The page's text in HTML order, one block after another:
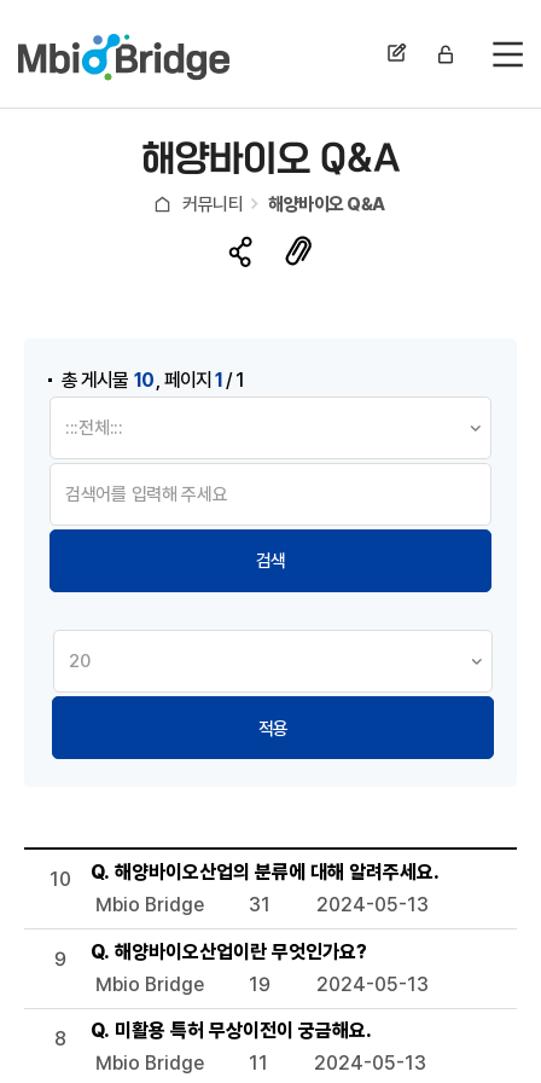
전
해양바이오 Q&A
커뮤니티 해양바이오 Q&A
총 게시물 10 ,페이지1/ 1
적용
해양바이오 Q&A 목록으로 번호, 제목, 작성자, 조회수, 등록일
10
Q. 해양바이오산업의 분류에 대해 알려주세요.
Mbio Bridge
31 2024-05-13
9
Q. 해양바이오산업이란 무엇인가요?
Mbio Bridge
19 2024-05-13
8
Q. 미활용 특허 무상이전이 궁금해요.
Mbio Bridge
11 2024-05-13